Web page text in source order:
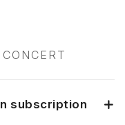
subscription